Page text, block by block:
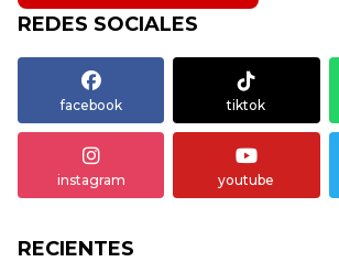
REDES SOCIALES
facebook tiktok
instagram youtube
RECIENTES